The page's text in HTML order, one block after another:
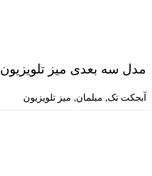
مدل سه بعدی میز تلویزیون 0101
آبجکت تک, مبلمان, میز تلویزیون